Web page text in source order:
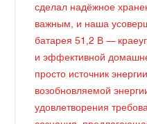
сделал надёжное
важным, и наша
батарея 51,2 В —
и эффективной
просто источник
возобновляемой
удовлетворения